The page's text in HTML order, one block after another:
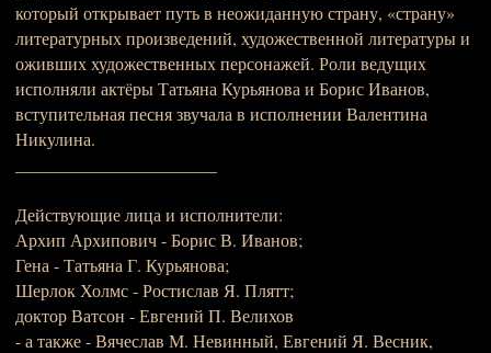
который открывает путь в неожиданную страну, «страну»
литературных произведений, художественной литературы и
оживших художественных персонажей. Роли ведущих
исполняли актёры Татьяна Курьянова и Борис Иванов,
вступительная песня звучала в исполнении Валентина
Никулина.
Действующие лица и исполнители:
Архип Архипович - Борис В. Иванов;
Гена - Татьяна Г. Курьянова;
Шерлок Холмс - Ростислав Я. Плятт;
доктор Ватсон - Евгений П. Велихов
- а также - Вячеслав М. Невинный, Евгений Я. Весник,